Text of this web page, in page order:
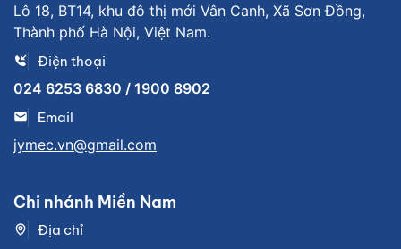
Lô 18, BT14, khu đô thị mới Vân Canh, Xã Sơn Đồng,
Thành phố Hà Nội, Việt Nam.
Điện thoại
024 6253 6830 / 1900 8902
Email
jymec.vn@gmail.com
Chi nhánh Miền Nam
Địa chỉ